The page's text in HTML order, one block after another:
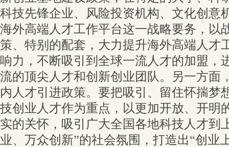
科技先锋企业、风险投资机构、文化创意
海外高端人才工作平台这一战略要务，以
策、特别的配套，大力提升海外高端人才
响力，不断吸引到全球一流人才的加盟，
流的顶尖人才和创新创业团队。另一方面
内人才引进政策。要把吸引、留住怀揣梦
技创业人才作为重点，以更加开放、开明
实的关怀，吸引广大全国各地科技人才到
业、万众创新”的社会氛围，打造出“创业